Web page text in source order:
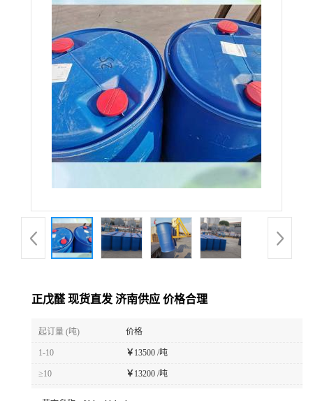
正戊醛 现货直发 济南供应 价格合理
起订量 (吨) 价格
1-10 ￥ 13500 /吨
≥10 ￥ 13200 /吨